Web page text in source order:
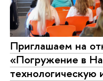
Приглашаем на
«Погружение в
технологическую